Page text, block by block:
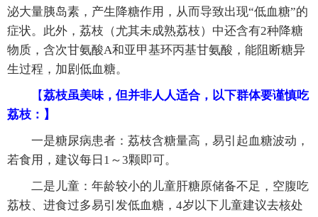
泌大量胰岛素，产生降糖作用，从而导致出现“低血糖”的
症状。此外，荔枝（尤其未成熟荔枝）中还含有2种降糖
物质，含次甘氨酸A和亚甲基环丙基甘氨酸，能阻断糖异
生过程，加剧低血糖。
【荔枝虽美味，但并非人人适合，以下群体要谨慎吃
荔枝：】
一是糖尿病患者：荔枝含糖量高，易引起血糖波动，
若食用，建议每日1～3颗即可。
二是儿童：年龄较小的儿童肝糖原储备不足，空腹吃
荔枝、进食过多易引发低血糖，4岁以下儿童建议去核处